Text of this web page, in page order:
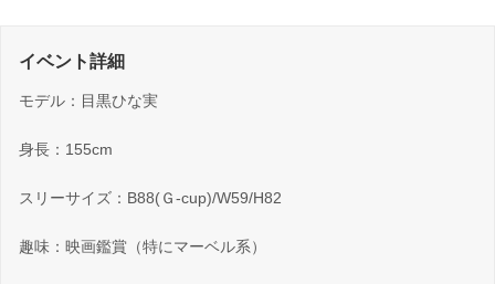
イベント詳細
モデル：目黒ひな実
身長：155cm
スリーサイズ：B88(Ｇ-cup)/W59/H82
趣味：映画鑑賞（特にマーベル系）